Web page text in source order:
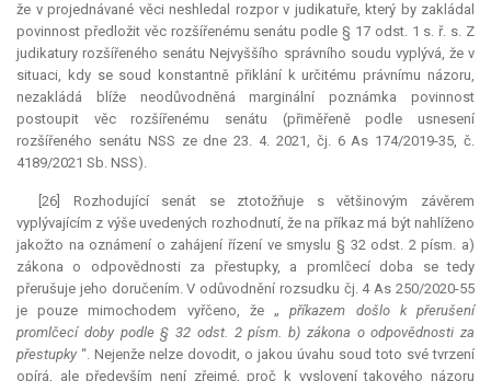
že v projednávané věci neshledal rozpor v judikatuře, který by zakládal
povinnost předložit věc rozšířenému senátu podle § 17 odst. 1 s. ř. s. Z
judikatury rozšířeného senátu Nejvyššího správního soudu vyplývá, že v
situaci, kdy se soud konstantně přiklání k určitému právnímu názoru,
nezakládá blíže neodůvodněnámarginální poznámka povinnost
postoupit věc rozšířenému senátu (přiměřeně podle usnesení
rozšířeného senátu NSS ze dne 23. 4. 2021, čj. 6 As 174/2019-35, č.
4189/2021 Sb. NSS).
[26] Rozhodující senát se ztotožňuje s většinovým závěrem
vyplývajícím z výše uvedených rozhodnutí, že na příkaz má být nahlíženo
jakožto na oznámení o zahájení řízení ve smyslu § 32 odst. 2 písm. a)
zákona o odpovědnosti za přestupky, a promlčecí doba se tedy
přerušuje jeho doručením. V odůvodnění rozsudku čj. 4 As 250/2020-55
je pouze mimochodem vyřčeno, že „příkazem došlo k přerušení
promlčecí doby podle § 32 odst. 2 písm. b) zákona o odpovědnosti za
přestupky “. Nejenže nelze dovodit, o jakou úvahu soud toto své tvrzení
opírá, ale především není zřejmé, proč k vyslovení takového názoru